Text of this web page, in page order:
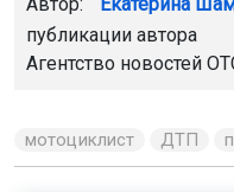
публикации автора
Агентство новостей
мотоциклист ДТП